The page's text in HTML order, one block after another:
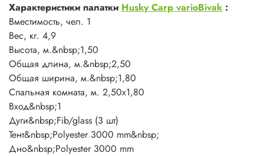
Характеристики палатки Husky Carp varioBivak :
Вместимость, чел. 1
Вес, кг. 4,9
Высота, м.&nbsp;1,50
Общая длина, м.&nbsp;2,50
Общая ширина, м.&nbsp;1,80
Спальная комната, м. 2,50х1,80
Вход&nbsp;1
Дуги&nbsp;Fib/glass (3 шт)
Тент&nbsp;Polyester 3000 mm&nbsp;
Дно&nbsp;Polyester 3000 mm